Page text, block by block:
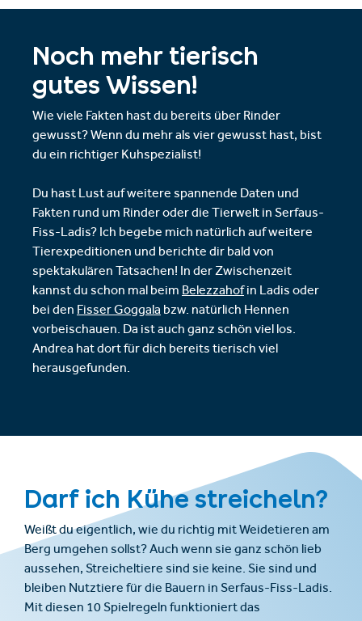
Noch mehr tierisch
gutes Wissen!
Wie viele Fakten hast du bereits über Rinder
gewusst? Wenn du mehr als vier gewusst hast, bist
du ein richtiger Kuhspezialist!
Du hast Lust auf weitere spannende Daten und
Fakten rund um Rinder oder die Tierwelt in Serfaus-
Fiss-Ladis? Ich begebe mich natürlich auf weitere
Tierexpeditionen und berichte dir bald von
spektakulären Tatsachen! In der Zwischenzeit
kannst du schon mal beim Belezzahofin Ladis oder
bei den Fisser Goggala bzw. natürlich Hennen
vorbeischauen. Da ist auch ganz schön viel los.
Andrea hat dort für dich bereits tierisch viel
herausgefunden.
Darf ich Kühe streicheln?
Weißt du eigentlich, wie du richtig mit Weidetieren am
Berg umgehen sollst? Auch wenn sie ganz schön lieb
aussehen, Streicheltiere sind sie keine. Sie sind und
bleiben Nutztiere für die Bauern in Serfaus-Fiss-Ladis.
Mit diesen 10 Spielregeln funktioniert das